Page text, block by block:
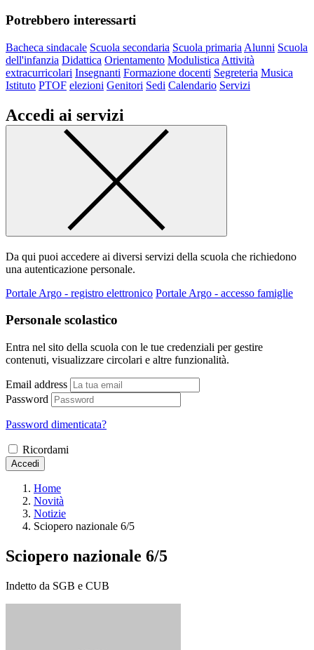
Potrebbero interessarti
Bacheca sindacale Scuola secondaria Scuola primaria Alunni Scuola
dell'infanzia Didattica Orientamento Modulistica Attività
extracurricolari Insegnanti Formazione docenti Segreteria Musica
Istituto PTOF elezioni Genitori Sedi Calendario Servizi
Accedi ai servizi
Da qui puoi accedere ai diversi servizi della scuola che richiedono
una autenticazione personale.
Portale Argo - registro elettronico Portale Argo - accesso famiglie
Personale scolastico
Entra nel sito della scuola con le tue credenziali per gestire
contenuti, visualizzare circolari e altre funzionalità.
Email address
Password
Password dimenticata?
Ricordami
Accedi
Home
Novità
Notizie
Sciopero nazionale 6/5
Sciopero nazionale 6/5
Indetto da SGB e CUB